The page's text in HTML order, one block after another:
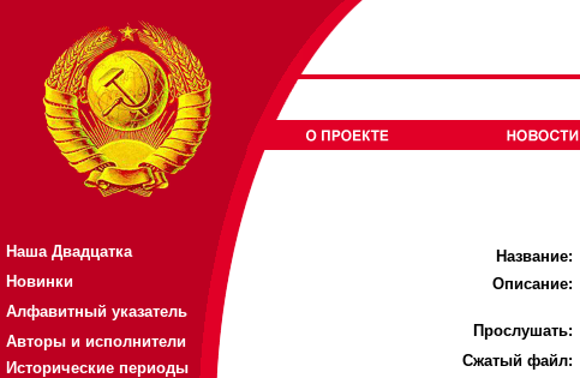
Наша Двадцатка
Новинки
Алфавитный указатель
Авторы и исполнители
Исторические периоды
Название:
Описание:
Прослушать:
Cжатый файл: